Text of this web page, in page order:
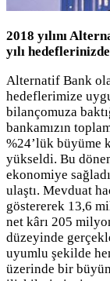
2018 yılını
yılı
Alternatif Bank
hedeflerimize
bilançomuza
bankamızın
%24’lük büyüme
yükseldi. Bu
ekonomiye
ulaştı. Mevduat
göstererek 13,6
net kârı 205
düzeyinde
uyumlu şekilde
üzerinde bir